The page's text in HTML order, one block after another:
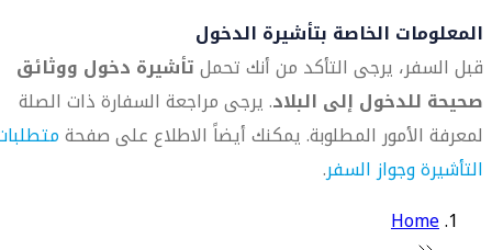
المعلومات الخاصة بتأشيرة الدخول
قبل السفر، يرجى التأكد من أنك تحملتأشيرة دخول ووثائق
صحيحة للدخول إلى البلاد. يرجى مراجعة السفارة ذات الصلة
لمعرفة الأمور المطلوبة. يمكنك أيضاً الاطلاع على صفحة
التأشيرة وجواز السفر.
Home